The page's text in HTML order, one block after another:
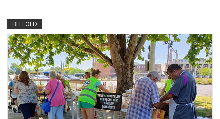
BELFÖLD